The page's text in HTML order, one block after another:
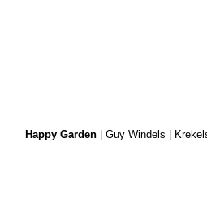
Happy Garden| Guy Windels |